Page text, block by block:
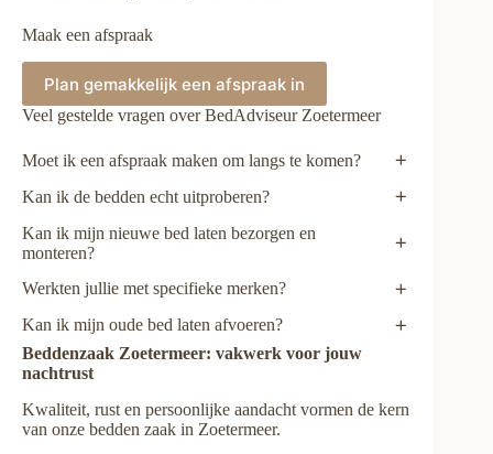
Maak een afspraak
Plan gemakkelijk een afspraak in
Veel gestelde vragen over BedAdviseur Zoetermeer
Moet ik een afspraak maken om langs te komen?
Nee, je kunt altijd binnenlopen. Wil je zeker weten dat
er een adviseur beschikbaar is, plan dan een afspraak
zodat we tijd reserveren voor persoonlijk advies.
Kan ik de bedden echt uitproberen?
Ja, dat is precies waar onze showroom voor bedoeld is.
Je kunt verschillende bedden en matrassen testen en
direct het verschil ervaren.
Kan ik mijn nieuwe bed laten bezorgen en
monteren?
Ja. Wij bezorgen en monteren in heel Nederland,
uiteraard ook in Zoetermeer en omgeving.
Werkten jullie met specifieke merken?
Ja, wij werken alleen met merken die zich bewezen
hebben op het gebied van comfort, duurzaamheid en
ergonomie.
Kan ik mijn oude bed laten afvoeren?
Dat is mogelijk. Vraag onze adviseurs naar de
voorwaarden tijdens je bezoek.
Beddenzaak Zoetermeer: vakwerk voor jouw
nachtrust
Kwaliteit, rust en persoonlijke aandacht vormen de kern
van onze bedden zaak in Zoetermeer.